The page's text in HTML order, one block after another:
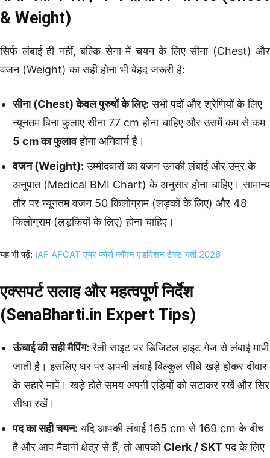
& Weight)
सिर्फ लंबाई ही नहीं, बल्कि सेना में चयन के लिए सीना (Chest) और
वजन (Weight) का सही होना भी बेहद जरूरी है:
सीना (Chest) केवल पुरुषों के लिए: सभी पदों और श्रेणियों के लिए
न्यूनतम बिना फुलाए सीना 77 cm होना चाहिए और उसमें कम से कम
5 cm का फुलावहोना अनिवार्य है।
वजन (Weight): उम्मीदवारों का वजन उनकी लंबाई और उम्र के
अनुपात (Medical BMI Chart) के अनुसार होना चाहिए। सामान्य
तौर पर न्यूनतम वजन 50 किलोग्राम (लड़कों के लिए) और 48
किलोग्राम (लड़कियों के लिए) होना चाहिए।
यह भी पढ़ें: IAF AFCAT एयर फोर्स कॉमन एडमिशन टेस्ट भर्ती 2026
एक्सपर्ट सलाह और महत्वपूर्ण निर्देश
(SenaBharti.in Expert Tips)
ऊंचाई की सही मैपिंग: रैली साइट पर डिजिटल हाइट गेज से लंबाई मापी
जाती है। इसलिए घर पर अपनी लंबाई बिल्कुल सीधे खड़े होकर दीवार
के सहारे मापें। खड़े होते समय अपनी एड़ियों को सटाकर रखें और सिर
सीधा रखें।
पद का सही चयन: यदि आपकी लंबाई 165 cm से 169 cm के बीच
है और आप मैदानी क्षेत्र से हैं, तो आपको Clerk / SKTपद के लिए